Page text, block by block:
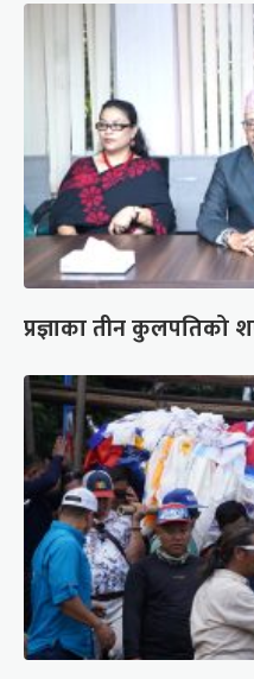
प्रज्ञाका तीन कुलपतिको